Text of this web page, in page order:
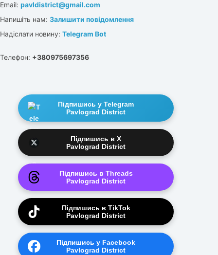
Email: pavldistrict@gmail.com
Напишіть нам: Залишити повідомлення
Надіслати новину: Telegram Bot
Телефон: +380975697356
Підпишись у Telegram
Pavlograd District
Підпишись в X
Pavlograd District
Підпишись в Threads
Pavlograd District
Підпишись в TikTok
Pavlograd District
Підпишись у Facebook
Pavlograd District